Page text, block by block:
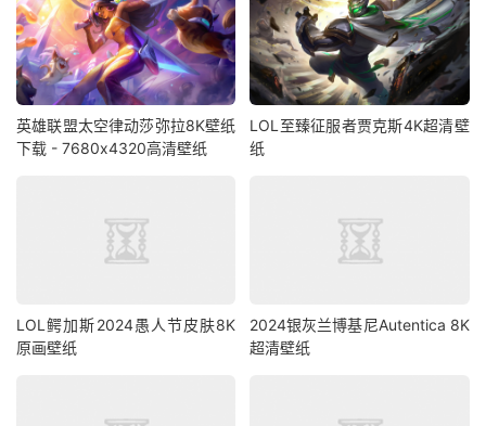
英雄联盟太空律动莎弥拉8K壁纸
下载 - 7680x4320高清壁纸
LOL至臻征服者贾克斯4K超清壁
纸
LOL鳄加斯2024愚人节皮肤8K
原画壁纸
2024银灰兰博基尼Autentica 8K
超清壁纸